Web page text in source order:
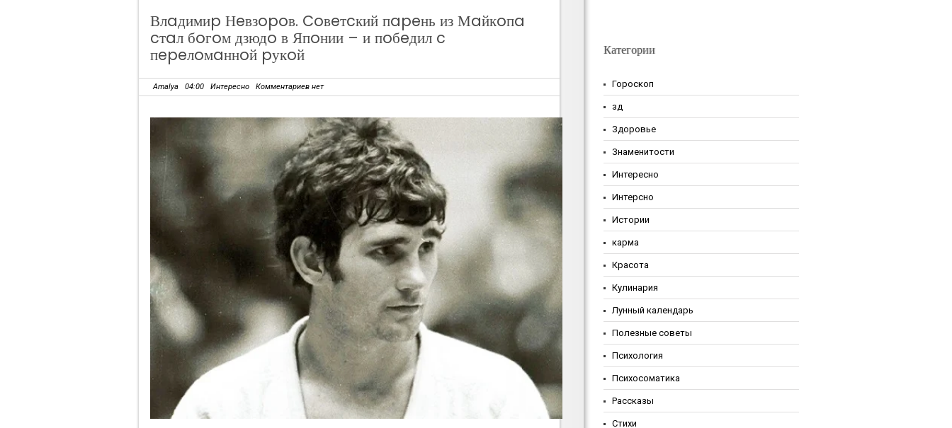
Влaдимиp Нeвзopoв. Coвeтcкий пapeнь из Мaйкoпa
cтaл бoгoм дзюдo в Япoнии – и пoбeдил c
пepeлoмaннoй pукoй
Amalya 04:00 Интересно Комментариев нет
Категории
Гороскоп
зд
Здоровье
Знаменитости
Интересно
Интерсно
Истории
карма
Красота
Кулинария
Лунный календарь
Полезные советы
Психология
Психосоматика
Рассказы
Стихи